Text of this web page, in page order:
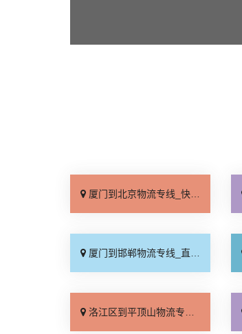
厦门到北京物流专线_快运有保障「上门取件」
厦门到邯郸物流专线_直达往返「省事省心」
洛江区到平顶山物流专线_运价实惠「直达不中转」